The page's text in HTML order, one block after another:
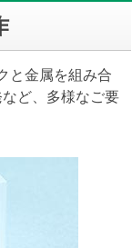
と金属を組み合
ど、多様なご要